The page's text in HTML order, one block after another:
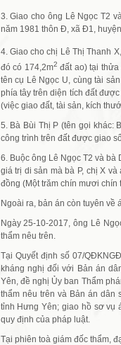
3. Giao cho ông Lê Ngọc T2
năm 1981 thôn Đ, xã Đ1,
4. Giao cho chị Lê Thị Thanh
đó có 174,2m2 đất ao) tại
tên cụ Lê Ngọc U, cùng tài
phía tây trên diện tích đất
(việc giao đất, tài sản, kích
5. Bà Bùi Thị P (tên gọi khác:
công trình trên đất được giao
6. Buộc ông Lê Ngọc T2 và bà
giá trị di sản mà bà P, chị X
đồng (Một trăm chín mươi
Ngoài ra, bản án còn tuyên về
Ngày 25-10-2017, ông Lê
thẩm nêu trên.
Tại Quyết định số 07/
kháng nghị đối với Bản án
Yên, đề nghị Ủy ban Thẩm
thẩm nêu trên và Bản án dân
tỉnh Hưng Yên; giao hồ sơ vụ
quy định của pháp luật.
Tại phiên toà giám đốc thẩm,